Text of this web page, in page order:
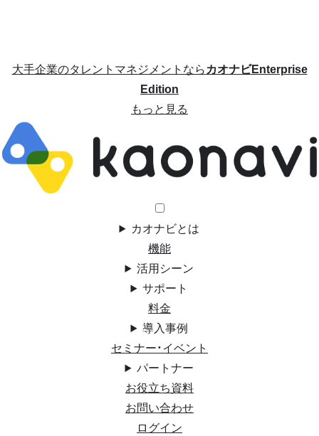
大手企業のタレントマネジメントならカオナビEnterprise
Edition
もっと見る
カオナビとは
機能
活用シーン
サポート
料金
導入事例
セミナー・イベント
パートナー
お役立ち資料
お問い合わせ
ログイン